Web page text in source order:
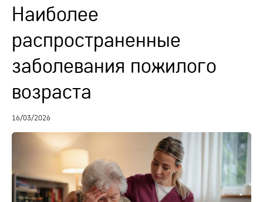
Наиболее
распространенные
заболевания пожилого
возраста
16/03/2026